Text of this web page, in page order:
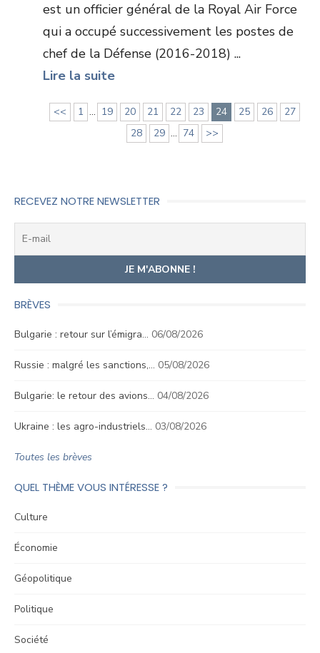
est un officier général de la Royal Air Force
qui a occupé successivement les postes de
chef de la Défense (2016-2018) ...
Lire la suite
<< 1 ... 19 20 21 22 23 24 25 26
27
28
29 ... 74 >>
RECEVEZ NOTRE NEWSLETTER
BRÈVES
Bulgarie : retour sur l’émigra… 06/08/2026
Russie : malgré les sanctions,… 05/08/2026
Bulgarie: le retour des avions… 04/08/2026
Ukraine : les agro-industriels… 03/08/2026
Toutes les brèves
QUEL THÈME VOUS INTÉRESSE ?
Culture
Économie
Géopolitique
Politique
Société